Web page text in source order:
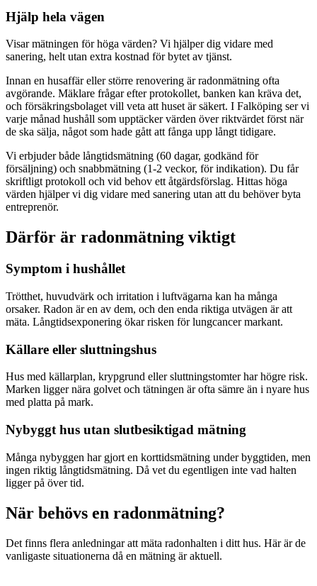
Hjälp hela vägen
Visar mätningen för höga värden? Vi hjälper dig vidare med
sanering, helt utan extra kostnad för bytet av tjänst.
Innan en husaffär eller större renovering är radonmätning ofta
avgörande. Mäklare frågar efter protokollet, banken kan kräva det,
och försäkringsbolaget vill veta att huset är säkert. I Falköping ser vi
varje månad hushåll som upptäcker värden över riktvärdet först när
de ska sälja, något som hade gått att fånga upp långt tidigare.
Vi erbjuder både långtidsmätning (60 dagar, godkänd för
försäljning) och snabbmätning (1-2 veckor, för indikation). Du får
skriftligt protokoll och vid behov ett åtgärdsförslag. Hittas höga
värden hjälper vi dig vidare med sanering utan att du behöver byta
entreprenör.
Därför är radonmätning viktigt
Symptom i hushållet
Trötthet, huvudvärk och irritation i luftvägarna kan ha många
orsaker. Radon är en av dem, och den enda riktiga utvägen är att
mäta. Långtidsexponering ökar risken för lungcancer markant.
Källare eller sluttningshus
Hus med källarplan, krypgrund eller sluttningstomter har högre risk.
Marken ligger nära golvet och tätningen är ofta sämre än i nyare hus
med platta på mark.
Nybyggt hus utan slutbesiktigad mätning
Många nybyggen har gjort en korttidsmätning under byggtiden, men
ingen riktig långtidsmätning. Då vet du egentligen inte vad halten
ligger på över tid.
När behövs en radonmätning?
Det finns flera anledningar att mäta radonhalten i ditt hus. Här är de
vanligaste situationerna då en mätning är aktuell.